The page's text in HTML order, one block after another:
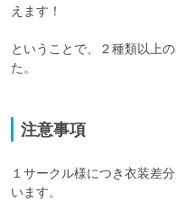
えます！
ということで、２種類以上
た。
注意事項
１サークル様につき衣装差
います。